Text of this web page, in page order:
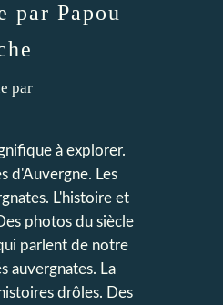
par Papou
à explorer.
d'Auvergne. Les
L'histoire et
photos du siècle
parlent de notre
auvergnates. La
drôles. Des